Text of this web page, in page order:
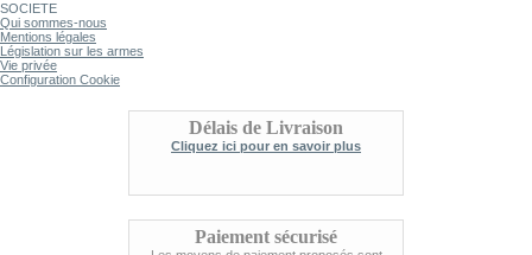
SOCIETE
Qui sommes-nous
Mentions légales
Législation sur les armes
Vie privée
Configuration Cookie
Délais de Livraison
Cliquez ici pour en savoir plus
Paiement sécurisé